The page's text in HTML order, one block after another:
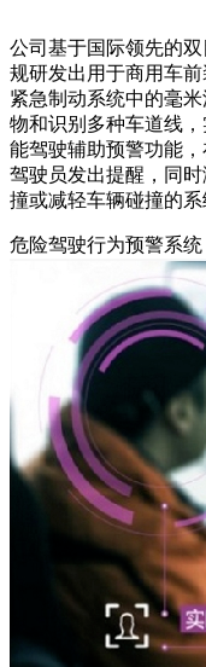
公司基于国际领先的
规研发出用于商用车
紧急制动系统中的毫
物和识别多种车道线
能驾驶辅助预警功能
驾驶员发出提醒，同
撞或减轻车辆碰撞的系
危险驾驶行为预警系统